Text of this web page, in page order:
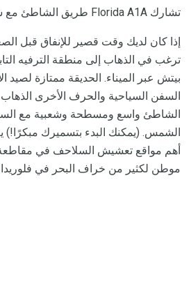
تشارك Florida A1A طريق الشاطئ مع شارع المحيط الأطلسي.
إذا كان لديك وقت قصير للإنفاق قبل
ترغب في الذهاب إلى منطقة الترفيه
بيتش عبر الميناء. الحديقة ممتازة لصيد
السفن السياحية والحرف الأخرى
الشاطئ واسع ومسطحة وشعبية مع
الشمس. (يمكنك البدء بتسميرك مبكرًا!)
أهم مواقع تعشيش السلاحف في مقاطعة
موطن لكثير من خراف البحر في فلوريدا